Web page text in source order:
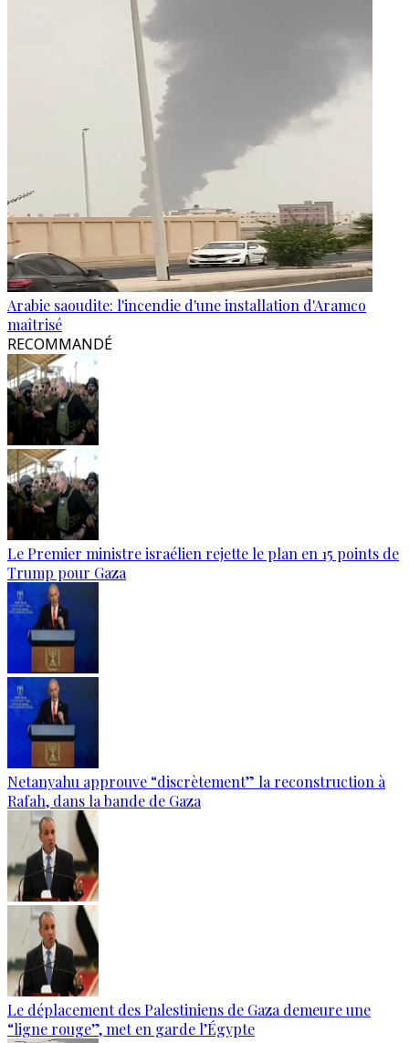
Arabie saoudite: l'incendie d'une installation d'Aramco
maîtrisé
RECOMMANDÉ
Le Premier ministre israélien rejette le plan en 15 points de
Trump pour Gaza
Netanyahu approuve “discrètement” la reconstruction à
Rafah, dans la bande de Gaza
Le déplacement des Palestiniens de Gaza demeure une
“ligne rouge”, met en garde l’Égypte